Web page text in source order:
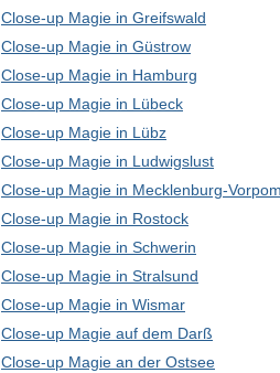
Close-up Magie in Greifswald
Close-up Magie in Güstrow
Close-up Magie in Hamburg
Close-up Magie in Lübeck
Close-up Magie in Lübz
Close-up Magie in Ludwigslust
Close-up Magie in Mecklenburg-
Close-up Magie in Rostock
Close-up Magie in Schwerin
Close-up Magie in Stralsund
Close-up Magie in Wismar
Close-up Magie auf dem Darß
Close-up Magie an der Ostsee